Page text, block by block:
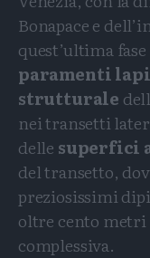
Bonapace e
quest’ultima
paramenti
strutturale
nei transetti
delle superfici
del transetto,
preziosissimi
oltre cento metri
complessiva.